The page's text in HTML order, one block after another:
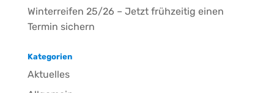
Winterreifen 25/26 – Jetzt frühzeitig einen
Termin sichern
Kategorien
Aktuelles